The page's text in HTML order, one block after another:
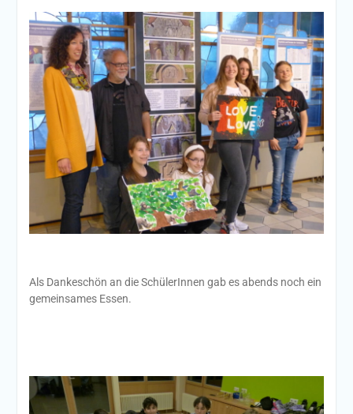
Als Dankeschön an die SchülerInnen gab es abends noch ein
gemeinsames Essen.